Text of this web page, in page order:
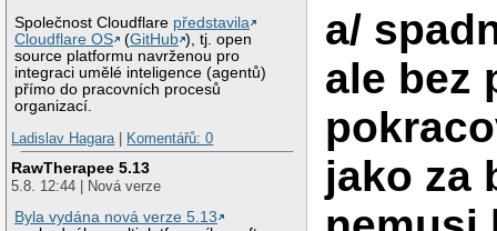
Společnost Cloudflare představila
Cloudflare OS
(GitHub ), tj. open
source platformu navrženou pro
integraci umělé inteligence (agentů)
přímo do pracovních procesů
organizací.
Ladislav Hagara| Komentářů: 0
RawTherapee 5.13
5.8. 12:44 | Nová verze
Byla vydána nová verze 5.13
a/
ale bez
jako za